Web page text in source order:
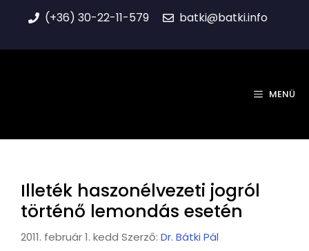
tartalomba
(+36) 30-22-11-579 batki@batki.info
MENÜ
Illeték haszonélvezeti jogról
történő lemondás esetén
2011. február 1. kedd Szerző: Dr. Bátki Pál